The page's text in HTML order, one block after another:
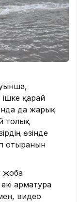
ішке қарай
да жарық
толық
өзінде
жоба
арматура
видео